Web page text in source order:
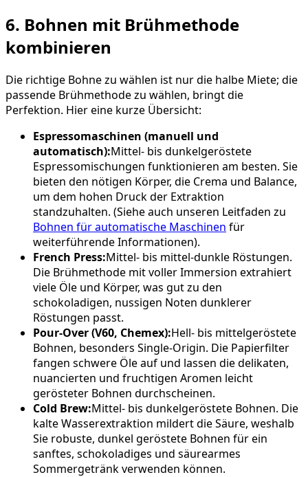
6. Bohnen mit Brühmethode
kombinieren
Die richtige Bohne zu wählen ist nur die halbe Miete; die
passende Brühmethode zu wählen, bringt die
Perfektion. Hier eine kurze Übersicht:
Espressomaschinen (manuell und
automatisch):Mittel- bis dunkelgeröstete
Espressomischungen funktionieren am besten. Sie
bieten den nötigen Körper, die Crema und Balance,
um dem hohen Druck der Extraktion
standzuhalten. (Siehe auch unseren Leitfaden zu
Bohnen für automatische Maschinen für
weiterführende Informationen).
French Press:Mittel- bis mittel-dunkle Röstungen.
Die Brühmethode mit voller Immersion extrahiert
viele Öle und Körper, was gut zu den
schokoladigen, nussigen Noten dunklerer
Röstungen passt.
Pour-Over (V60, Chemex):Hell- bis mittelgeröstete
Bohnen, besonders Single-Origin. Die Papierfilter
fangen schwere Öle auf und lassen die delikaten,
nuancierten und fruchtigen Aromen leicht
gerösteter Bohnen durchscheinen.
Cold Brew:Mittel- bis dunkelgeröstete Bohnen. Die
kalte Wasserextraktion mildert die Säure, weshalb
Sie robuste, dunkel geröstete Bohnen für ein
sanftes, schokoladiges und säurearmes
Sommergetränk verwenden können.